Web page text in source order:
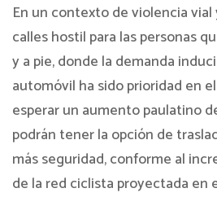
En un contexto de violencia
calles hostil para las personas
y a pie, donde la demanda
automóvil ha sido prioridad en
esperar un aumento paulatino
podrán tener la opción de
más seguridad, conforme al
de la red ciclista proyectada en